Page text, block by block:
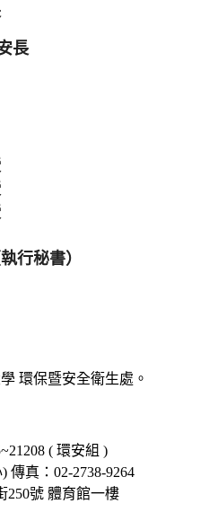
長
執行秘書）
環保暨安全衛生處。
( 環安組 )
傳真：02-2738-9264
250號 體育館一樓